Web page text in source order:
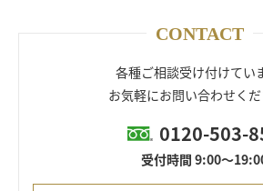
CONTACT
各種ご相談受け付けてい
お気軽にお問い合わせくだ
0120-503-
受付時間 9:00～